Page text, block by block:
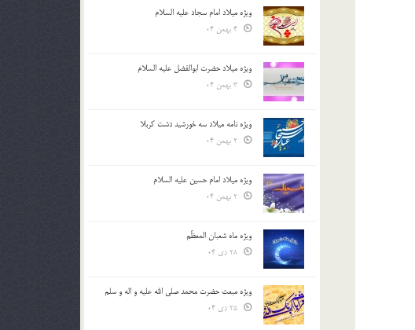
ویژه میلاد امام سجاد علیه السلام
ویژه میلاد حضرت ابوالفضل علیه السلام
ویژه نامه میلاد سه خورشید دشت کربلا
ویژه میلاد امام حسین علیه السلام
ویژه ماه شعبان المعظّم
ویژه مبعث حضرت محمد صلی الله علیه و اله و سلم